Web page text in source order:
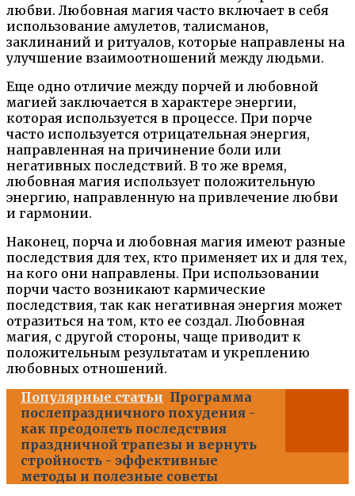
любви. Любовная магия часто включает в себя
использование амулетов, талисманов,
заклинаний и ритуалов, которые направлены на
улучшение взаимоотношений между людьми.
Еще одно отличие между порчей и любовной
магией заключается в характере энергии,
которая используется в процессе. При порче
часто используется отрицательная энергия,
направленная на причинение боли или
негативных последствий. В то же время,
любовная магия использует положительную
энергию, направленную на привлечение любви
и гармонии.
Наконец, порча и любовная магия имеют разные
последствия для тех, кто применяет их и для тех,
на кого они направлены. При использовании
порчи часто возникают кармические
последствия, так как негативная энергия может
отразиться на том, кто ее создал. Любовная
магия, с другой стороны, чаще приводит к
положительным результатам и укреплению
любовных отношений.
Популярные статьи Программа
послепраздничного похудения -
как преодолеть последствия
праздничной трапезы и вернуть
стройность - эффективные
методы и полезные советы